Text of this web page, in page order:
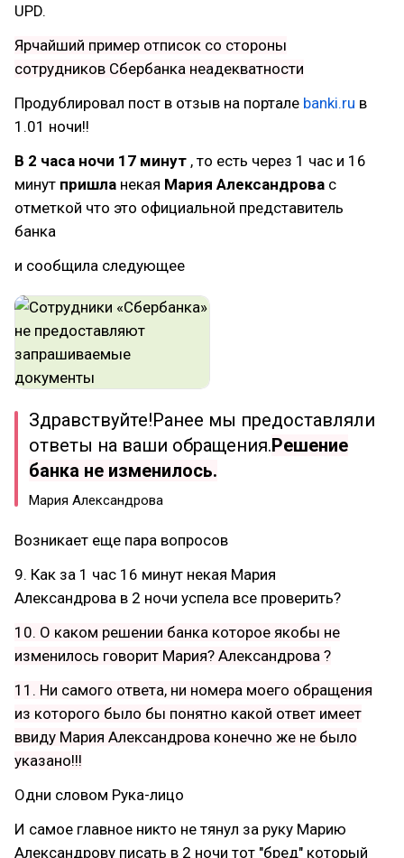
UPD.
Ярчайший пример отписок со стороны
сотрудников Сбербанка неадекватности
Продублировал пост в отзыв на портале banki.ru в
1.01 ночи!!
В 2 часа ночи 17 минут , то есть через 1 час и 16
минут пришла некая Мария Александрова с
отметкой что это официальной представитель
банка
и сообщила следующее
Здравствуйте!Ранее мы предоставляли
ответы на ваши обращения.Решение
банка не изменилось.
Мария Александрова
Возникает еще пара вопросов
9. Как за 1 час 16 минут некая Мария
Александрова в 2 ночи успела все проверить?
10. О каком решении банка которое якобы не
изменилось говорит Мария? Александрова ?
11. Ни самого ответа, ни номера моего обращения
из которого было бы понятно какой ответ имеет
ввиду Мария Александрова конечно же не было
указано!!!
Одни словом Рука-лицо
И самое главное никто не тянул за руку Марию
Александрову писать в 2 ночи тот "бред" который